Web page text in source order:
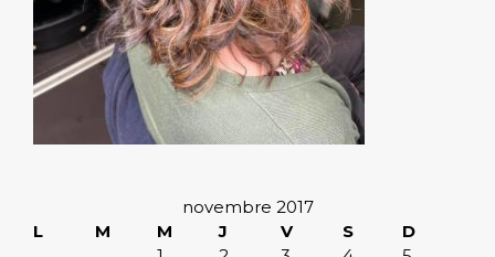
novembre 2017
L
M M J V S
D